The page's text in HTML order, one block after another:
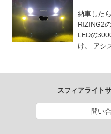
納車した
RIZING2
LEDの
け。 アシ
スフィアライト
問い